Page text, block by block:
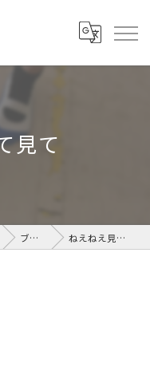
見て
ブログ ねえねえ見て見て